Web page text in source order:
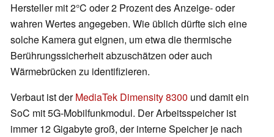
Hersteller mit 2°C oder 2 Prozent des Anzeige- oder
wahren Wertes angegeben. Wie üblich dürfte sich eine
solche Kamera gut eignen, um etwa die thermische
Berührungssicherheit abzuschätzen oder auch
Wärmebrücken zu identifizieren.
Verbaut ist derMediaTek Dimensity 8300 und damit ein
SoC mit 5G-Mobilfunkmodul. Der Arbeitsspeicher ist
immer 12 Gigabyte groß, der interne Speicher je nach